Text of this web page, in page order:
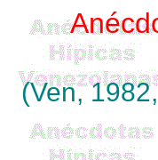
(Ven,